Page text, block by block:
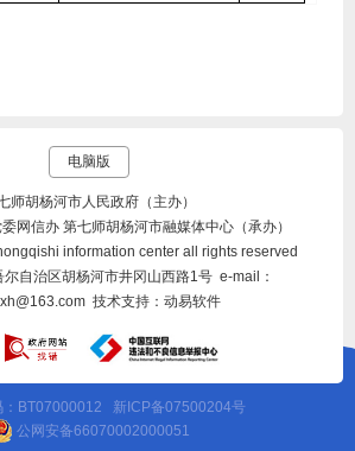
电脑版
师胡杨河市人民政府（主办）
网信办 第七师胡杨河市融媒体中心（承办）
information center all rights reserved
自治区胡杨河市井冈山西路1号 e-mail：
技术支持：动易软件
：BT07000012 新ICP备07500204号
公网安备66070002000051